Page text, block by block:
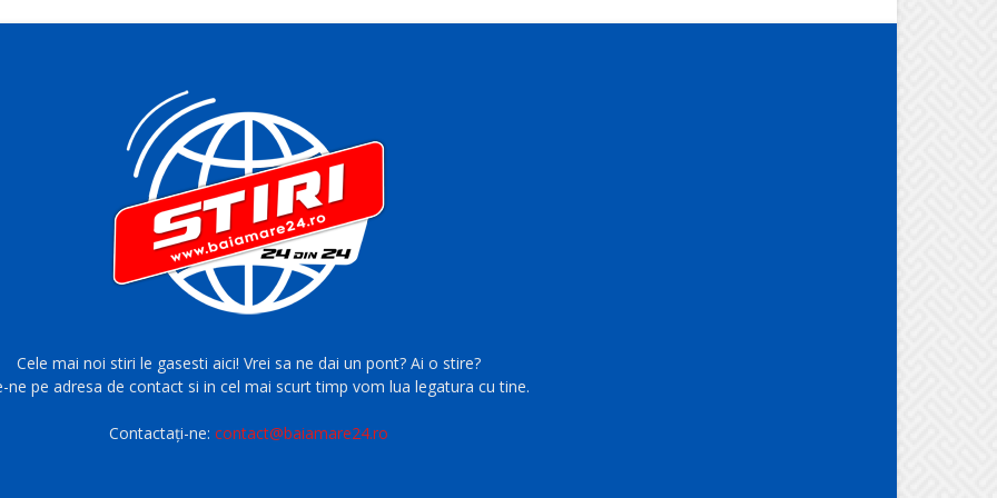
Cele mai noi stiri le gasesti aici! Vrei sa ne dai un pont? Ai o stire?
ne pe adresa de contact si in cel mai scurt timp vom lua legatura cu tine.
Contactați-ne:contact@baiamare24.ro